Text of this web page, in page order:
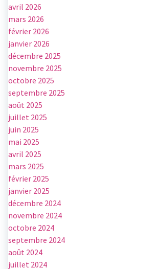
avril 2026
mars 2026
février 2026
janvier 2026
décembre 2025
novembre 2025
octobre 2025
septembre 2025
août 2025
juillet 2025
juin 2025
mai 2025
avril 2025
mars 2025
février 2025
janvier 2025
décembre 2024
novembre 2024
octobre 2024
septembre 2024
août 2024
juillet 2024